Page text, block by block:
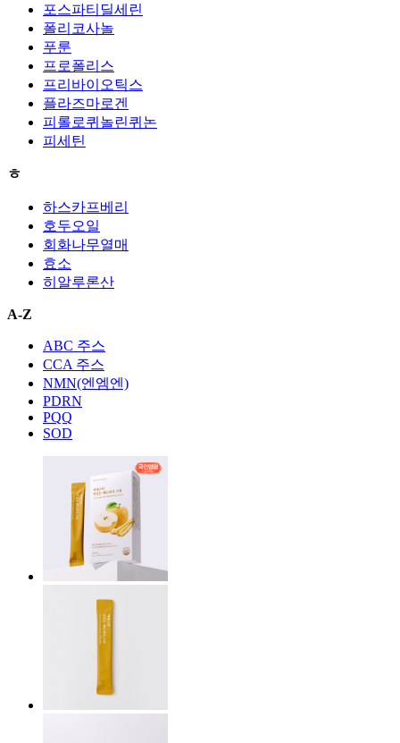
포스파티딜세린
폴리코사놀
푸룬
프로폴리스
프리바이오틱스
플라즈마로겐
피롤로퀴놀린퀴논
피세틴
ㅎ
하스카프베리
호두오일
회화나무열매
효소
히알루론산
A-Z
ABC 주스
CCA 주스
NMN(엔엠엔)
PDRN
PQQ
SOD